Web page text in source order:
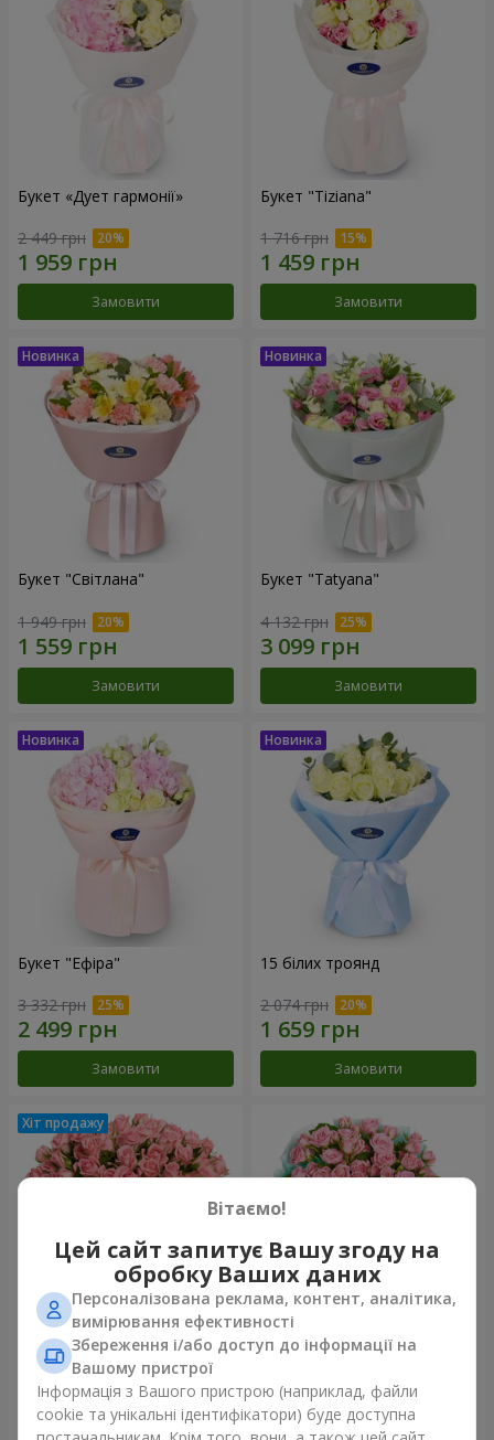
Букет «Дует гармонії»
2 449 грн
Замовити
Букет "Tiziana"
1 716 грн
Замовити
Букет "Світлана"
1 949 грн
Замовити
Букет "Tatyana"
4 132 грн
Замовити
Букет "Ефіра"
3 332 грн
Замовити
15 білих троянд
2 074 грн
Замовити
Квіти в коробці "Рожевий
оазис"
2 749 грн
Композиція "Балада про
маму"
2 199 грн
Вітаємо!
Цей сайт запитує Вашу згоду на
обробку Ваших даних
Персоналізована реклама, контент, аналітика,
вимірювання ефективності
Збереження і/або доступ до інформації на
Вашому пристрої
Інформація з Вашого пристрою (наприклад, файли
cookie та унікальні ідентифікатори) буде доступна